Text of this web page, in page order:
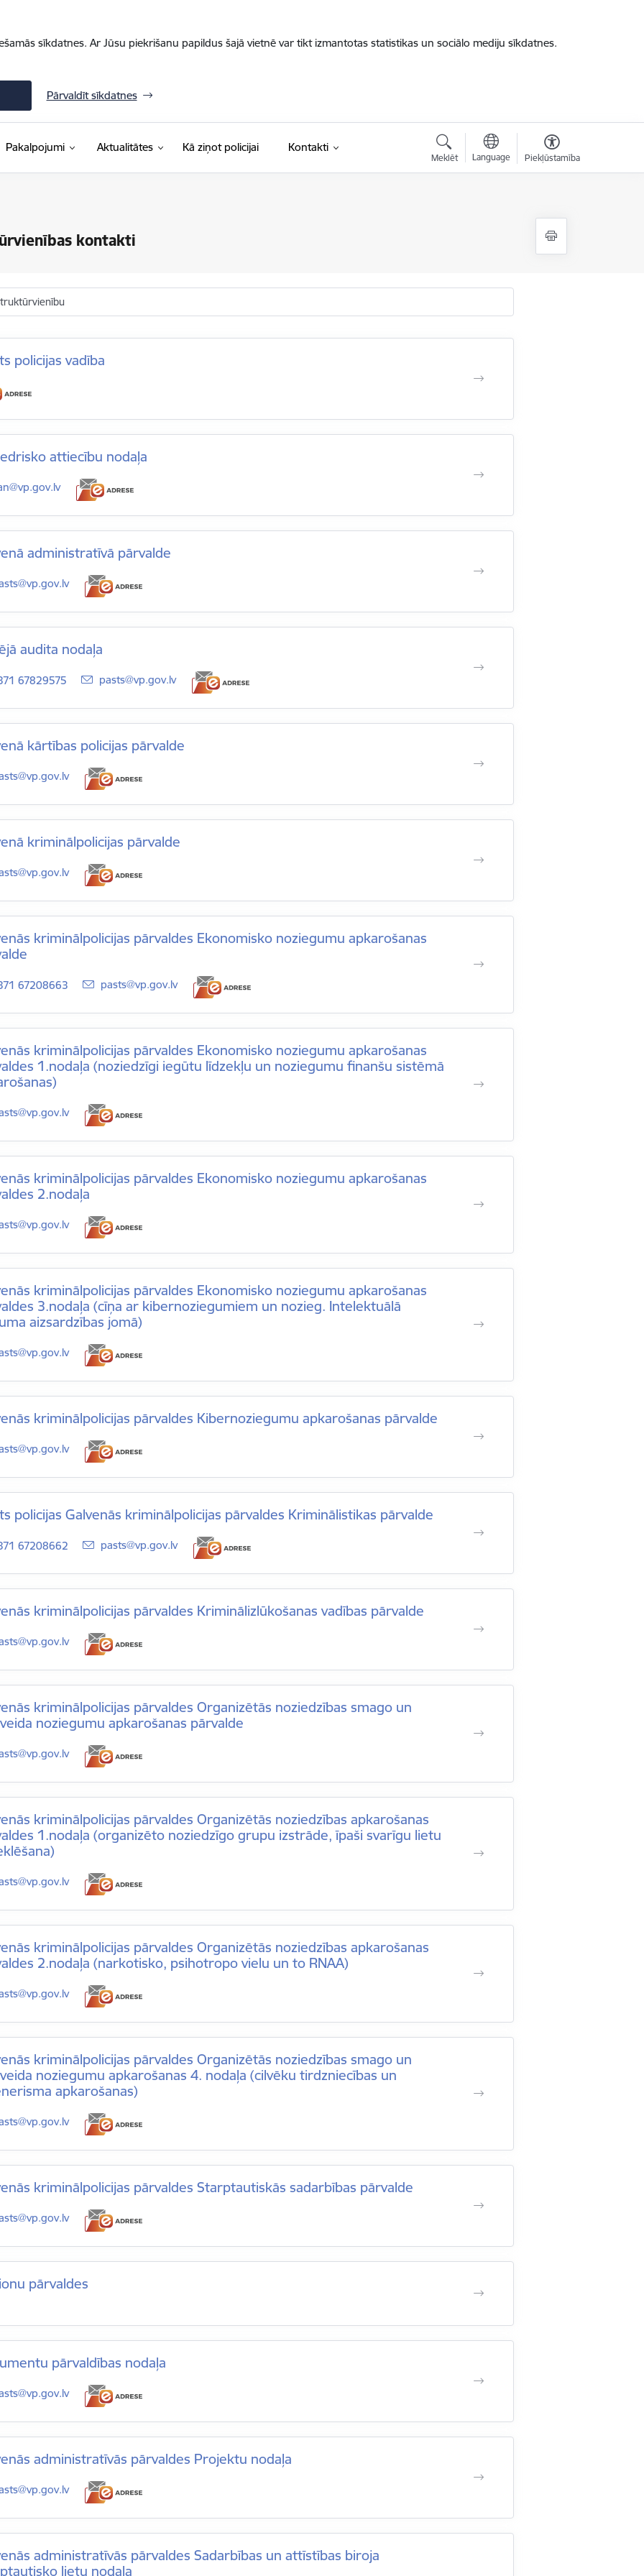
sīkdatnes. Ar Jūsu piekrišanu papildus šajā vietnē var tikt izmantotas statistikas un sociālo mediju sīkdatnes.
Pārvaldīt sīkdatnes
Pakalpojumi Aktualitātes Kā ziņot policijai Kontakti
Meklēt Language Piekļūstamība
kontakti
policijas vadība
attiecību nodaļa
pasts:
administratīvā pārvalde
pasts:
audita nodaļa
67829575 E-pasts:
pasts@vp.gov.lv
kārtības policijas pārvalde
pasts:
kriminālpolicijas pārvalde
pasts:
kriminālpolicijas pārvaldes Ekonomisko noziegumu apkarošanas
67208663 E-pasts:
pasts@vp.gov.lv
kriminālpolicijas pārvaldes Ekonomisko noziegumu apkarošanas
1.nodaļa (noziedzīgi iegūtu līdzekļu un noziegumu finanšu sistēmā
pasts:
kriminālpolicijas pārvaldes Ekonomisko noziegumu apkarošanas
2.nodaļa
pasts:
kriminālpolicijas pārvaldes Ekonomisko noziegumu apkarošanas
3.nodaļa (cīņa ar kibernoziegumiem un nozieg. Intelektuālā
aizsardzības jomā)
pasts:
kriminālpolicijas pārvaldes Kibernoziegumu apkarošanas pārvalde
pasts:
policijas Galvenās kriminālpolicijas pārvaldes Kriminālistikas pārvalde
67208662 E-pasts:
pasts@vp.gov.lv
kriminālpolicijas pārvaldes Kriminālizlūkošanas vadības pārvalde
pasts:
kriminālpolicijas pārvaldes Organizētās noziedzības smago un
noziegumu apkarošanas pārvalde
pasts:
kriminālpolicijas pārvaldes Organizētās noziedzības apkarošanas
1.nodaļa (organizēto noziedzīgo grupu izstrāde, īpaši svarīgu lietu
pasts:
kriminālpolicijas pārvaldes Organizētās noziedzības apkarošanas
2.nodaļa (narkotisko, psihotropo vielu un to RNAA)
pasts:
kriminālpolicijas pārvaldes Organizētās noziedzības smago un
noziegumu apkarošanas 4. nodaļa (cilvēku tirdzniecības un
apkarošanas)
pasts:
kriminālpolicijas pārvaldes Starptautiskās sadarbības pārvalde
pasts:
pārvaldes
pārvaldības nodaļa
pasts:
administratīvās pārvaldes Projektu nodaļa
pasts:
administratīvās pārvaldes Sadarbības un attīstības biroja
lietu nodaļa